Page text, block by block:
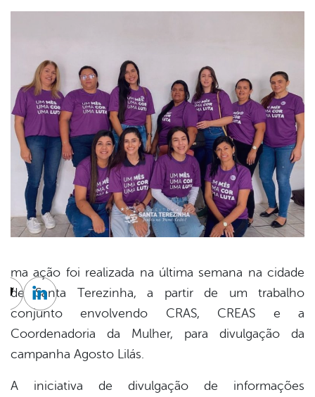
ma ação foi realizada na última semana na cidade
de Santa Terezinha, a partir de um trabalho
conjunto envolvendo CRAS, CREAS e a
Coordenadoria da Mulher, para divulgação da
campanha Agosto Lilás.
A iniciativa de divulgação de informações
TwitterLinkedin